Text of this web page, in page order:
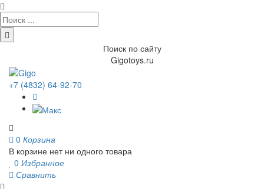
Поиск по сайту
Gigotoys.ru
+7 (4832) 64-92-70
0 Корзина
В корзине нет ни одного товара
0 Избранное
Сравнить